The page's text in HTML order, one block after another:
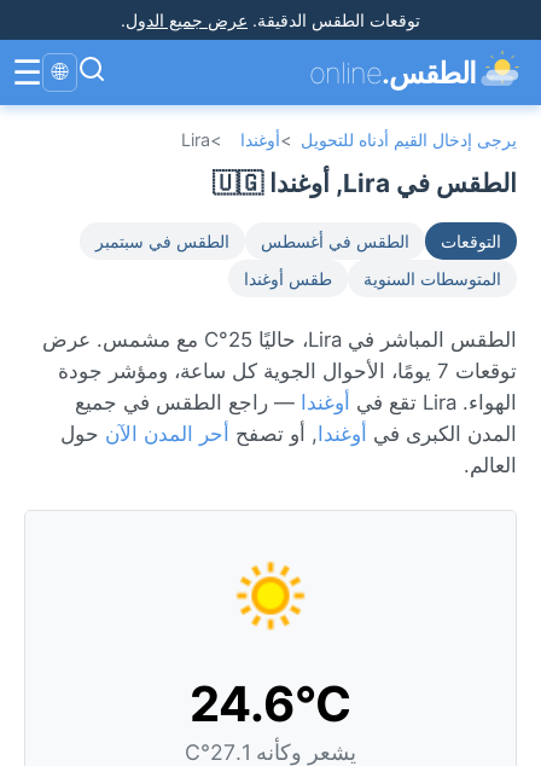
توقعات الطقس الدقيقة. عرض جميع الدول.
الطقس.online
🌐
☰
يرجى إدخال القيم أدناه للتحويل >أوغندا >
Lira
الطقس في Lira, أوغندا 🇺🇬
التوقعات الطقس في أغسطس
الطقس في سبتمبر
المتوسطات السنوية
طقس أوغندا
الطقس المباشر في Lira، حاليًا 25°C مع مشمس. عرض
توقعات 7 يومًا، الأحوال الجوية كل ساعة، ومؤشر جودة
الهواء. Lira تقع في
أوغندا — راجع الطقس في جميع
المدن الكبرى في أوغندا , أو تصفح أحر المدن الآن حول
العالم.
24.6°C
يشعر وكأنه 27.1°C